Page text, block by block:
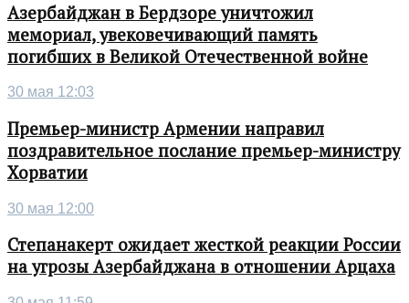
Азербайджан в Бердзоре уничтожил
мемориал, увековечивающий память
погибших в Великой Отечественной войне
30 мая 12:03
Премьер-министр Армении направил
поздравительное послание премьер-министру
Хорватии
30 мая 12:00
Степанакерт ожидает жесткой реакции России
на угрозы Азербайджана в отношении Арцаха